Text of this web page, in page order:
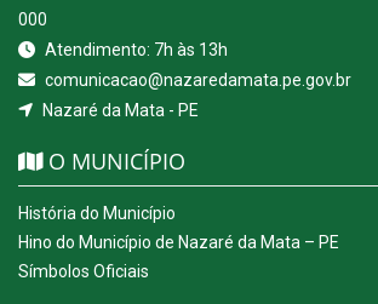
000
Atendimento: 7h às 13h
comunicacao@nazaredamata.pe.gov.br
Nazaré da Mata - PE
O MUNICÍPIO
História do Município
Hino do Município de Nazaré da Mata – PE
Símbolos Oficiais